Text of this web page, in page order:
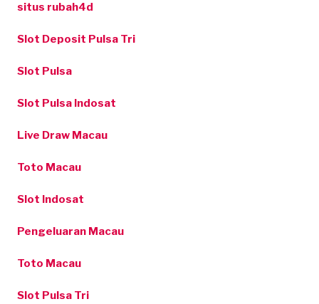
situs rubah4d
Slot Deposit Pulsa Tri
Slot Pulsa
Slot Pulsa Indosat
Live Draw Macau
Toto Macau
Slot Indosat
Pengeluaran Macau
Toto Macau
Slot Pulsa Tri